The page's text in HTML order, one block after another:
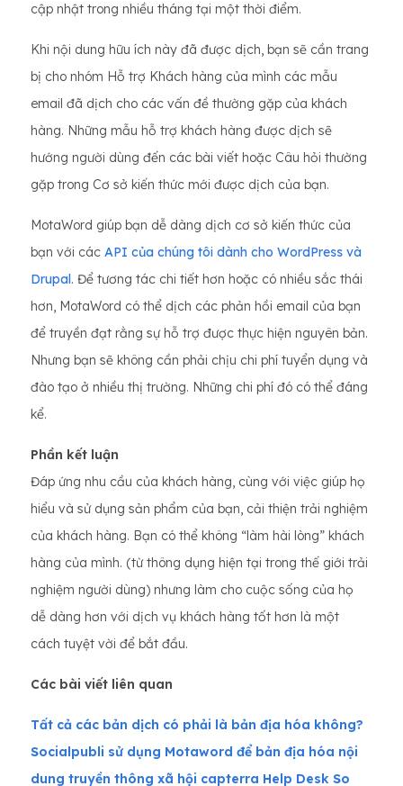
cập nhật trong nhiều tháng tại một thời điểm.
Khi nội dung hữu ích này đã được dịch, bạn sẽ cần trang
bị cho nhóm Hỗ trợ Khách hàng của mình các mẫu
email đã dịch cho các vấn đề thường gặp của khách
hàng. Những mẫu hỗ trợ khách hàng được dịch sẽ
hướng người dùng đến các bài viết hoặc Câu hỏi thường
gặp trong Cơ sở kiến thức mới được dịch của bạn.
MotaWord giúp bạn dễ dàng dịch cơ sở kiến thức của
bạn với các API của chúng tôi dành cho WordPress và
Drupal. Để tương tác chi tiết hơn hoặc có nhiều sắc thái
hơn, MotaWord có thể dịch các phản hồi email của bạn
để truyền đạt rằng sự hỗ trợ được thực hiện nguyên bản.
Nhưng bạn sẽ không cần phải chịu chi phí tuyển dụng và
đào tạo ở nhiều thị trường. Những chi phí đó có thể đáng
kể.
Phần kết luận
Đáp ứng nhu cầu của khách hàng, cùng với việc giúp họ
hiểu và sử dụng sản phẩm của bạn, cải thiện trải nghiệm
của khách hàng. Bạn có thể không “làm hài lòng” khách
hàng của mình. (từ thông dụng hiện tại trong thế giới trải
nghiệm người dùng) nhưng làm cho cuộc sống của họ
dễ dàng hơn với dịch vụ khách hàng tốt hơn là một
cách tuyệt vời để bắt đầu.
Các bài viết liên quan
Tất cả các bản dịch có phải là bản địa hóa không?
Socialpubli sử dụng Motaword để bản địa hóa nội
dung truyền thông xã hội capterra Help Desk So